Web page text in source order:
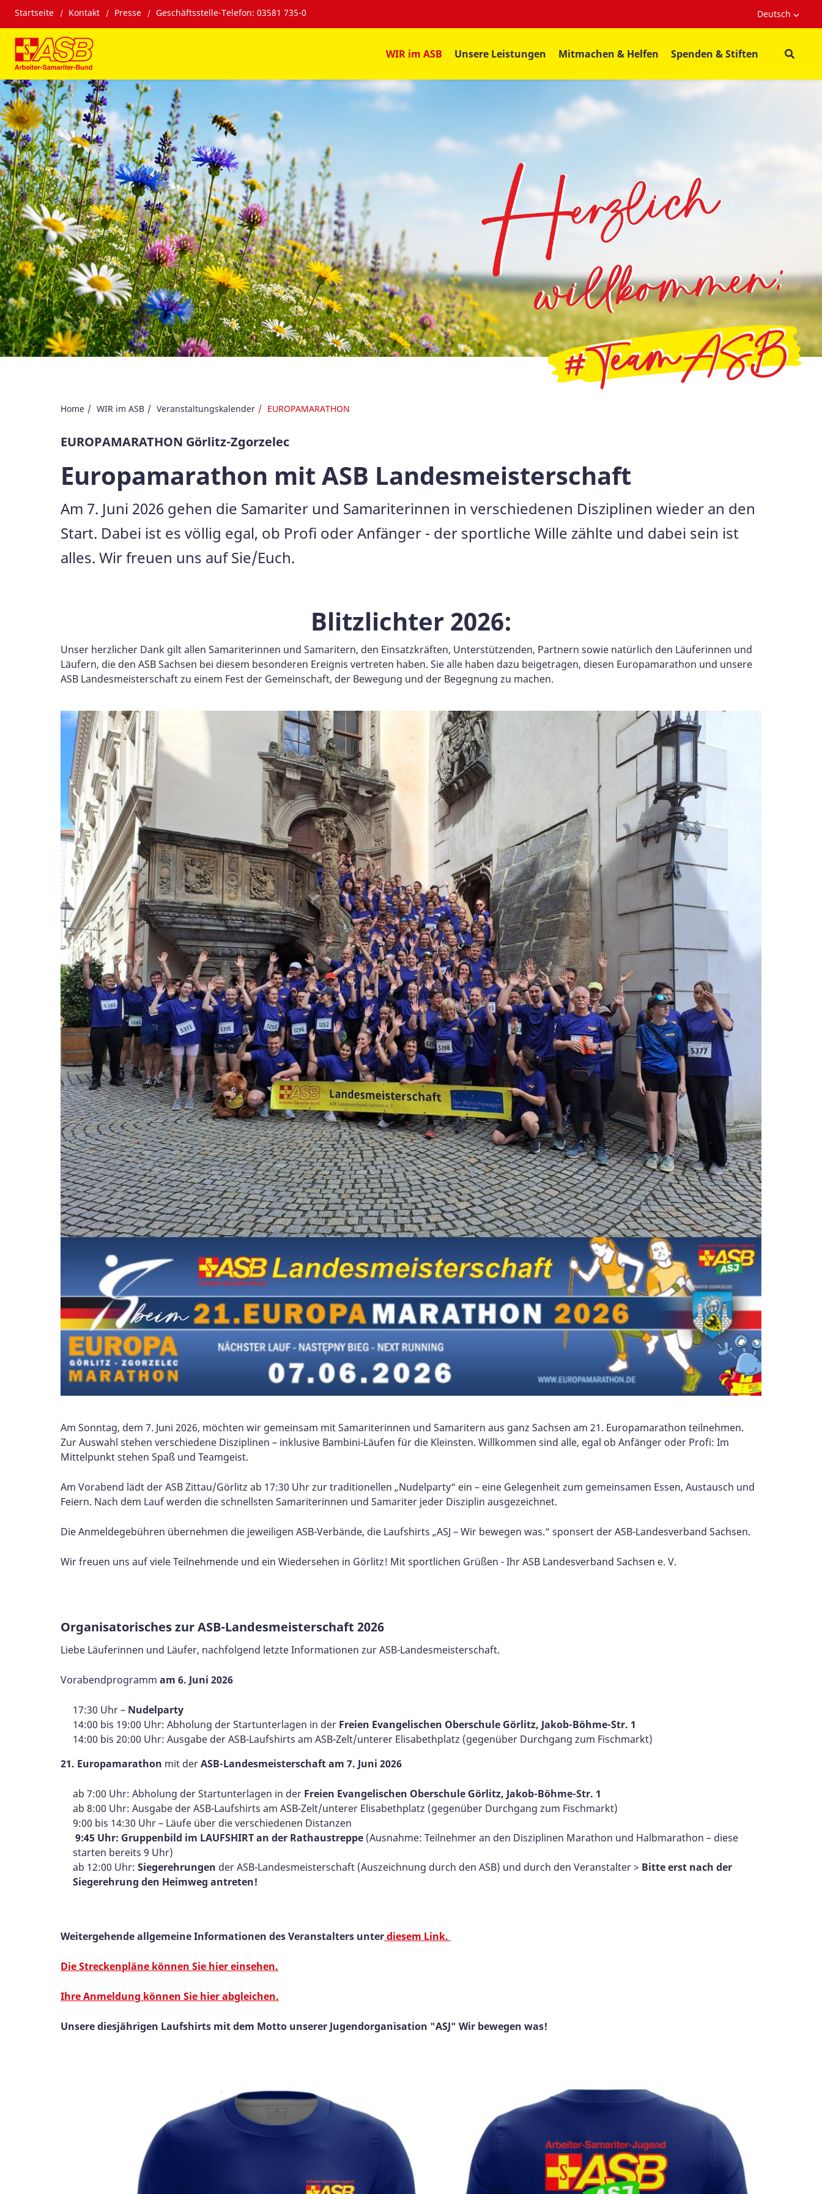
Startseite Kontakt Presse Geschäftsstelle-Telefon: 03581 735-0 Deutsch
WIR im ASB Unsere Leistungen Mitmachen & Helfen Spenden & Stiften
Home WIR im ASB Veranstaltungskalender EUROPAMARATHON
EUROPAMARATHON Görlitz-Zgorzelec
Europamarathon mit ASB Landesmeisterschaft
Am 7. Juni 2026 gehen die Samariter und Samariterinnen in verschiedenen Disziplinen wieder an den
Start. Dabei ist es völlig egal, ob Profi oder Anfänger - der sportliche Wille zählte und dabei sein ist
alles. Wir freuen uns auf Sie/Euch.
Blitzlichter 2026:
Unser herzlicher Dank gilt allen Samariterinnen und Samaritern, den Einsatzkräften, Unterstützenden, Partnern sowie natürlich den Läuferinnen und
Läufern, die den ASB Sachsen bei diesem besonderen Ereignis vertreten haben. Sie alle haben dazu beigetragen, diesen Europamarathon und unsere
ASB Landesmeisterschaft zu einem Fest der Gemeinschaft, der Bewegung und der Begegnung zu machen.
Am Sonntag, dem 7. Juni 2026, möchten wir gemeinsam mit Samariterinnen und Samaritern aus ganz Sachsen am 21. Europamarathon teilnehmen.
Zur Auswahl stehen verschiedene Disziplinen – inklusive Bambini-Läufen für die Kleinsten. Willkommen sind alle, egal ob Anfänger oder Profi: Im
Mittelpunkt stehen Spaß und Teamgeist.
Am Vorabend lädt der ASB Zittau/Görlitz ab 17:30 Uhr zur traditionellen „Nudelparty“ ein – eine Gelegenheit zum gemeinsamen Essen, Austausch und
Feiern. Nach dem Lauf werden die schnellsten Samariterinnen und Samariter jeder Disziplin ausgezeichnet.
Die Anmeldegebühren übernehmen die jeweiligen ASB-Verbände, die Laufshirts „ASJ – Wir bewegen was.“ sponsert der ASB-Landesverband Sachsen.
Wir freuen uns auf viele Teilnehmende und ein Wiedersehen in Görlitz! Mit sportlichen Grüßen - Ihr ASB Landesverband Sachsen e. V.
Organisatorisches zur ASB-Landesmeisterschaft 2026
Liebe Läuferinnen und Läufer, nachfolgend letzte Informationen zur ASB-Landesmeisterschaft.
Vorabendprogramm am 6. Juni 2026
17:30 Uhr – Nudelparty
14:00 bis 19:00 Uhr: Abholung der Startunterlagen in der Freien Evangelischen Oberschule Görlitz, Jakob-Böhme-Str. 1
14:00 bis 20:00 Uhr: Ausgabe der ASB-Laufshirts am ASB-Zelt/unterer Elisabethplatz (gegenüber Durchgang zum Fischmarkt)
​​​​​​21. Europamarathon mit derASB-Landesmeisterschaft am 7. Juni 2026
ab 7:00 Uhr: Abholung der Startunterlagen in der Freien Evangelischen Oberschule Görlitz, Jakob-Böhme-Str. 1
ab 8:00 Uhr: Ausgabe der ASB-Laufshirts am ASB-Zelt/unterer Elisabethplatz (gegenüber Durchgang zum Fischmarkt)
9:00 bis 14:30 Uhr – Läufe über die verschiedenen Distanzen
9:45 Uhr: Gruppenbild im LAUFSHIRT an der Rathaustreppe (Ausnahme: Teilnehmer an den Disziplinen Marathon und Halbmarathon – diese
starten bereits 9 Uhr)
ab 12:00 Uhr: Siegerehrungen der ASB-Landesmeisterschaft (Auszeichnung durch den ASB) und durch den Veranstalter > Bitte erst nach der
Siegerehrung den Heimweg antreten!
Weitergehende allgemeine Informationen des Veranstalters unterdiesem Link.
Die Streckenpläne können Sie hier einsehen.
Ihre Anmeldung können Sie hier abgleichen.
Unsere diesjährigen Laufshirts mit dem Motto unserer Jugendorganisation "ASJ" Wir bewegen was!